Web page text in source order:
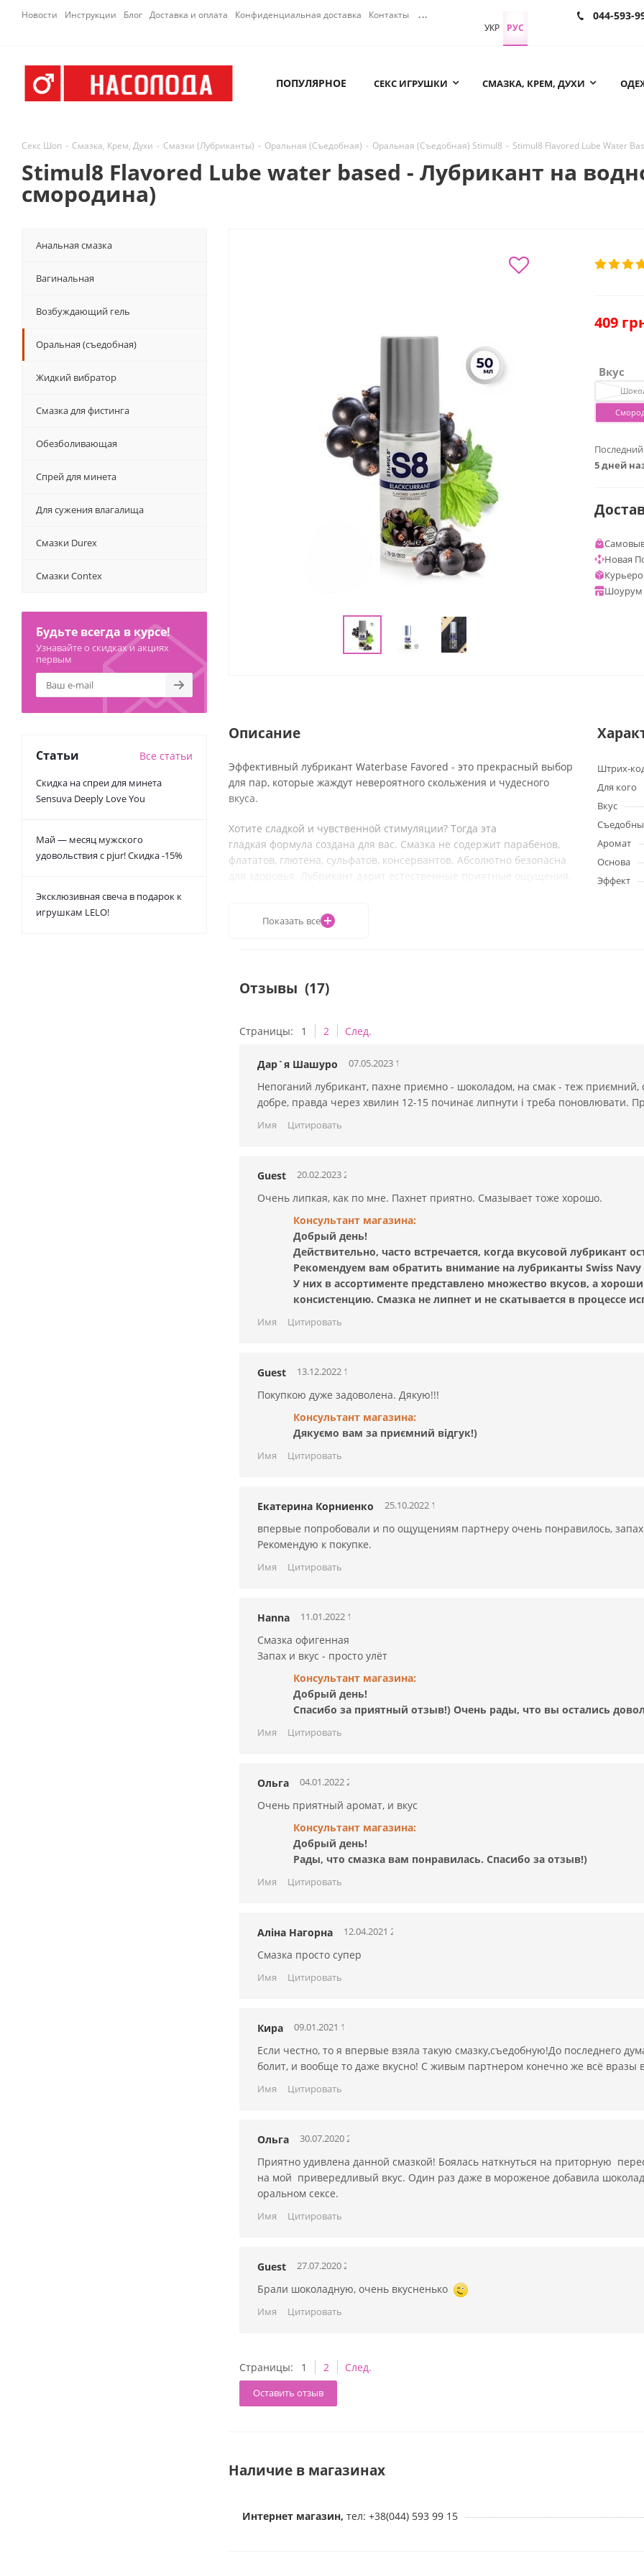
Новости Инструкции Блог Доставка и оплата Конфиденциальная доставка Контакты ... 044-593-
УКР РУС
ПОПУЛЯРНОЕ СЕКС ИГРУШКИ СМАЗКА, КРЕМ, ДУХИ
Секс Шоп - Смазка, Крем, Духи - Смазки (Лубриканты) - Оральная (Съедобная) - Оральная (Съедобная) Stimul8 - Stimul8 Flavored Lube Water
Stimul8 Flavored Lube water based - Лубрикант на
смородина)
409
Вкус
5 дней
Новая
Шоурум
Описание
Эффективный лубрикант Waterbase Favored - это прекрасный выбор
для пар, которые жаждут невероятного скольжения и чудесного
вкуса.
Хотите сладкой и чувственной стимуляции? Тогда эта
гладкая формула создана для вас. Смазка не содержит парабенов,
флататов, глютена, сульфатов, консервантов. Абсолютно безопасна
для здоровья. Лубрикант дарит естественные приятные ощущения.
пантенол, натрия сахарин, цитриковая кислота, ароматизатор.
Показать все
Штрих-
Для кого
Вкус
Аромат
Основа
Эффект
Отзывы (17)
Страницы: 1 2 След.
Дар`я Шашуро 07.05.2023 12:54:41
Непоганий лубрикант, пахне приємно - шоколадом, на смак - теж приємний,
добре, правда через хвилин 12-15 починає липнути і треба поновлювати.
Имя Цитировать
Guest 20.02.2023 23:28:35
Очень липкая, как по мне. Пахнет приятно. Смазывает тоже хорошо.
Консультант магазина:
Добрый день!
Действительно, часто встречается, когда вкусовой лубрикант
Рекомендуем вам обратить внимание на лубриканты Swiss Navy
У них в ассортименте представлено множество вкусов, а
консистенцию. Смазка не липнет и не скатывается в процессе
Имя Цитировать
Guest 13.12.2022 17:27:25
Покупкою дуже задоволена. Дякую!!!
Консультант магазина:
Дякуємо вам за приємний відгук!)
Имя Цитировать
Екатерина Корниенко 25.10.2022 14:02:28
впервые попробовали и по ощущениям партнеру очень понравилось,
Рекомендую к покупке.
Имя Цитировать
Hanna 11.01.2022 10:53:05
Смазка офигенная
Запах и вкус - просто улёт
Консультант магазина:
Добрый день!
Спасибо за приятный отзыв!) Очень рады, что вы остались
Имя Цитировать
Ольга 04.01.2022 22:39:55
Очень приятный аромат, и вкус
Консультант магазина:
Добрый день!
Рады, что смазка вам понравилась. Спасибо за отзыв!)
Имя Цитировать
Аліна Нагорна 12.04.2021 21:49:11
Смазка просто супер
Имя Цитировать
Кира 09.01.2021 13:17:29
Если честно, то я впервые взяла такую смазку,съедобную!До последнего
болит, и вообще то даже вкусно! С живым партнером конечно же всё вразы
Имя Цитировать
Ольга 30.07.2020 20:57:36
Приятно удивлена данной смазкой! Боялась наткнуться на приторную
на мой привередливый вкус. Один раз даже в мороженое добавила
оральном сексе.
Имя Цитировать
Guest 27.07.2020 20:13:11
Брали шоколадную, очень вкусненько
Имя Цитировать
Страницы: 1 2 След.
Оставить отзыв
Наличие в магазинах
Интернет магазин, тел: +38(044) 593 99 15
Анальная смазка
Вагинальная
Возбуждающий гель
Оральная (съедобная)
Жидкий вибратор
Смазка для фистинга
Обезболивающая
Спрей для минета
Для сужения влагалища
Смазки Durex
Смазки Contex
Будьте всегда в курсе!
Узнавайте о скидках и акциях
первым
Статьи Все статьи
Скидка на спреи для минета
Sensuva Deeply Love You
Май — месяц мужского
удовольствия с pjur! Скидка -15%
Эксклюзивная свеча в подарок к
игрушкам LELO!